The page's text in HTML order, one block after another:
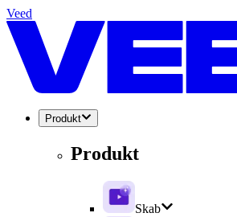
Veed
Produkt
Produkt
Skab